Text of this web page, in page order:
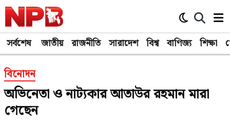
সর্বশেষ জাতীয় রাজনীতি সারাদেশ বিশ্ব বাণিজ্য শিক্ষা
বিনোদন
অভিনেতা ও নাট্যকার আতাউর রহমান মারা
গেছেন